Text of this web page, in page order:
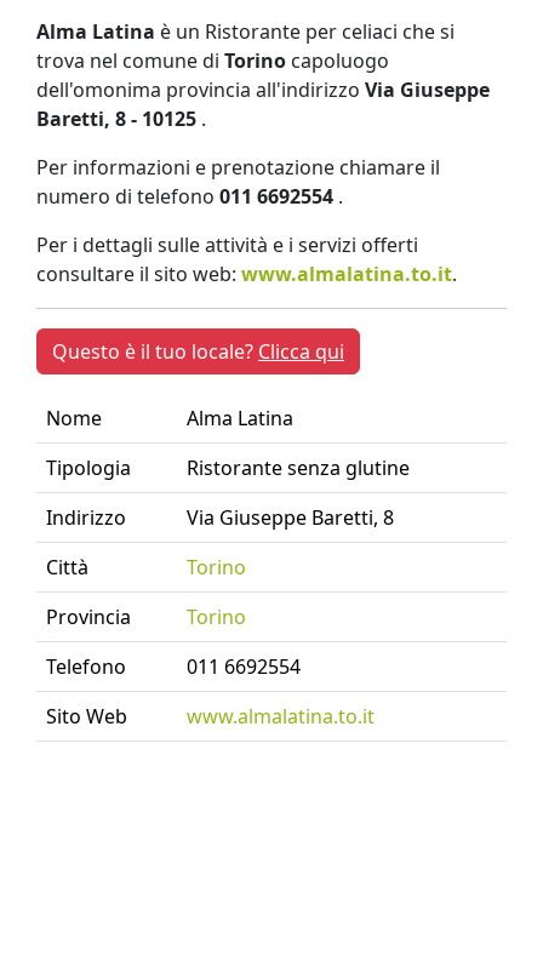
Alma Latina è un Ristorante per celiaci che si
trova nel comune di Torino capoluogo
dell'omonima provincia all'indirizzo Via Giuseppe
Baretti, 8 - 10125 .
Per informazioni e prenotazione chiamare il
numero di telefono 011 6692554 .
Per i dettagli sulle attività e i servizi offerti
consultare il sito web: www.almalatina.to.it.
Questo è il tuo locale? Clicca qui
Nome
Alma Latina
Tipologia
Ristorante senza glutine
Indirizzo
Via Giuseppe Baretti, 8
Città
Torino
Provincia
Torino
Telefono
011 6692554
Sito Web
www.almalatina.to.it